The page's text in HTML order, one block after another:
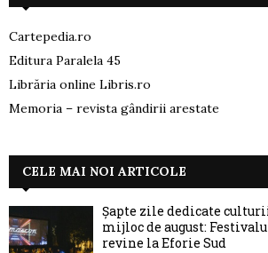
Cartepedia.ro
Editura Paralela 45
Librăria online Libris.ro
Memoria – revista gândirii arestate
CELE MAI NOI ARTICOLE
Șapte zile dedicate
mijloc de august:
revine la Eforie Sud